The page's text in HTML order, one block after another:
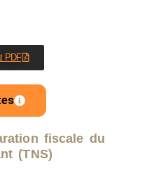
PDF
fiscale du
(TNS)